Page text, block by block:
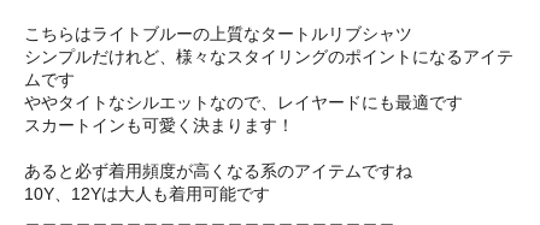
こちらはライトブルーの上質なタートルリブシャツ
シンプルだけれど、様々なスタイリングのポイントになるアイテ
ムです
ややタイトなシルエットなので、レイヤードにも最適です
スカートインも可愛く決まります！
あると必ず着用頻度が高くなる系のアイテムですね
10Y、12Yは大人も着用可能です